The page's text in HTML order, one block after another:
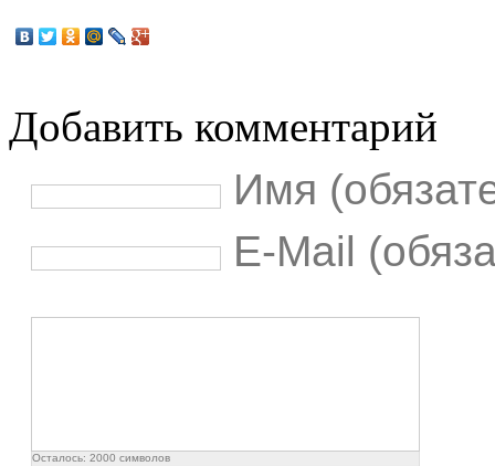
Добавить комментарий
Имя
E-Mail
Осталось: 2000 символов